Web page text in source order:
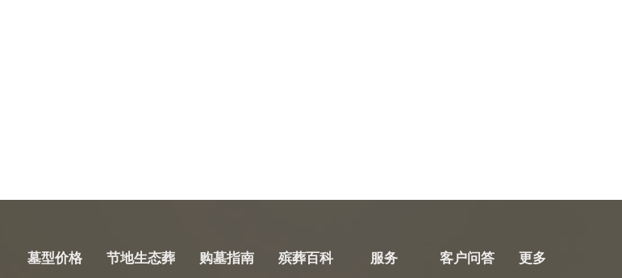
墓型价格 节地生态葬 购墓指南 殡葬百科 服务 客户问答 更多